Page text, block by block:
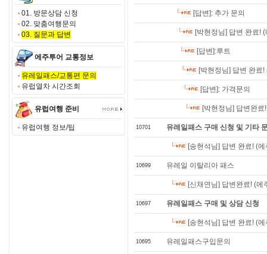
01. 방문상담 신청
02. 맞춤여행문의
03. 질문과 답변
에주투어 교통정보
유레일패스/교통편 문의
유럽열차 시간조회
유럽여행 준비
유럽여행 정보/팁
[답변]: 추가 문의
[박현정님] 답변 완료!
[답변]:루트
[박현정님] 답변 완료
[답변]: 가격문의
[박현정님] 답변완
10701 유레일패스 구매 신청 및 기타
[송현석님] 답변 완료! (
10699 유레일 이탈리아 패스
[신채연님] 답변완료! (에
10697 유레일패스 구매 및 상담 신청
[송현석님] 답변 완료! (
10695 유레일패스구입문의